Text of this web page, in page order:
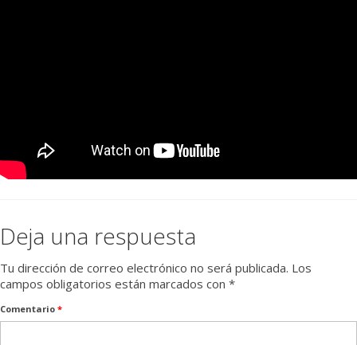
Deja una respuesta
Tu dirección de correo electrónico no será publicada. Los
campos obligatorios están marcados con *
Comentario *